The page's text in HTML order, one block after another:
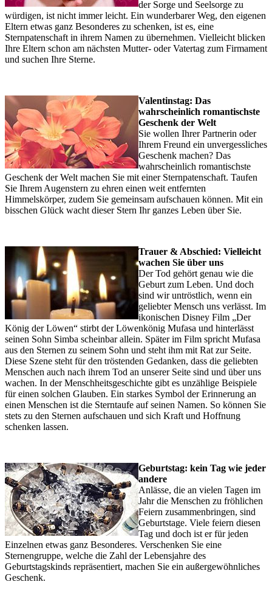
der Sorge und Seelsorge zu
würdigen, ist nicht immer leicht. Ein wunderbarer Weg, den eigenen
Eltern etwas ganz Besonderes zu schenken, ist es, eine
Sternpatenschaft in ihrem Namen zu übernehmen. Vielleicht blicken
Ihre Eltern schon am nächsten Mutter- oder Vatertag zum Firmament
und suchen Ihre Sterne.
Valentinstag: Das
wahrscheinlich romantischste
Geschenk der Welt
Sie wollen Ihrer Partnerin oder
Ihrem Freund ein unvergessliches
Geschenk machen? Das
wahrscheinlich romantischste
Geschenk der Welt machen Sie mit einer Sternpatenschaft. Taufen
Sie Ihrem Augenstern zu ehren einen weit entfernten
Himmelskörper, zudem Sie gemeinsam aufschauen können. Mit ein
bisschen Glück wacht dieser Stern Ihr ganzes Leben über Sie.
Trauer & Abschied: Vielleicht
wachen Sie über uns
Der Tod gehört genau wie die
Geburt zum Leben. Und doch
sind wir untröstlich, wenn ein
geliebter Mensch uns verlässt. Im
ikonischen Disney Film „Der
König der Löwen“ stirbt der Löwenkönig Mufasa und hinterlässt
seinen Sohn Simba scheinbar allein. Später im Film spricht Mufasa
aus den Sternen zu seinem Sohn und steht ihm mit Rat zur Seite.
Diese Szene steht für den tröstenden Gedanken, dass die geliebten
Menschen auch nach ihrem Tod an unserer Seite sind und über uns
wachen. In der Menschheitsgeschichte gibt es unzählige Beispiele
für einen solchen Glauben. Ein starkes Symbol der Erinnerung an
einen Menschen ist die Sterntaufe auf seinen Namen. So können Sie
stets zu den Sternen aufschauen und sich Kraft und Hoffnung
schenken lassen.
Geburtstag: kein Tag wie jeder
andere
Anlässe, die an vielen Tagen im
Jahr die Menschen zu fröhlichen
Feiern zusammenbringen, sind
Geburtstage. Viele feiern diesen
Tag und doch ist er für jeden
Einzelnen etwas ganz Besonderes. Verschenken Sie eine
Sternengruppe, welche die Zahl der Lebensjahre des
Geburtstagskinds repräsentiert, machen Sie ein außergewöhnliches
Geschenk.